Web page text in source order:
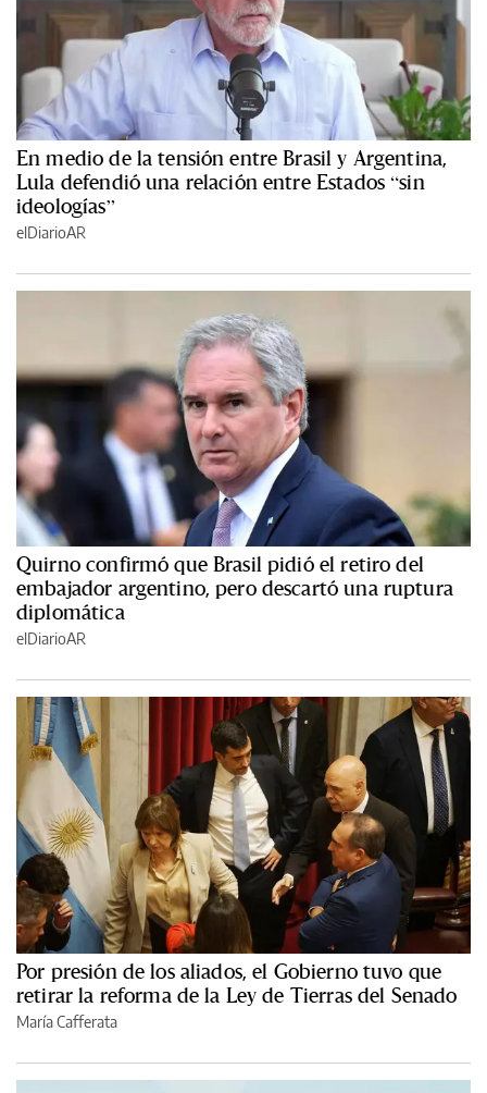
En medio de la tensión entre Brasil y Argentina,
Lula defendió una relación entre Estados “sin
ideologías”
elDiarioAR
Quirno confirmó que Brasil pidió el retiro del
embajador argentino, pero descartó una ruptura
diplomática
elDiarioAR
Por presión de los aliados, el Gobierno tuvo que
retirar la reforma de la Ley de Tierras del Senado
María Cafferata